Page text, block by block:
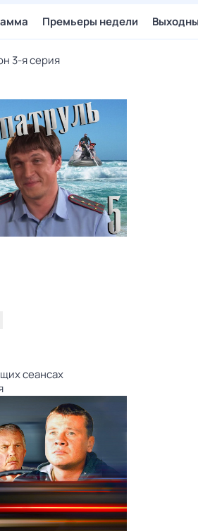
Премьеры недели
3-я серия
сеансах